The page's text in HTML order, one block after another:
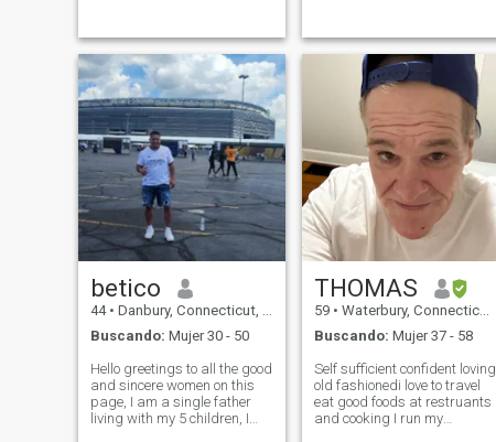
sociales donde presido en
las instalaciones de mi
padre en el centro comercial.
También trabajo para mi
padre y gano buen dinero.
Hago ejercicio todos los días
o más de un día a veces.
Hecho curioso visité Bogotá,
Colombia fue muy divertido
conocí a Luis Alfonso en mi
evento
values and I try to push
myself to be the b
betico
44 • Danbury, Connecticut, Estados Unidos
Buscando: Mujer 30 - 50
Hello greetings to all the good
and sincere women on this
page, I am a single father
living with my 5 children, I
THOMAS
59 • Waterbury, Connecticut, Estados Unidos
Buscando: Mujer 37 - 58
Self sufficient confident loving
old fashionedi love to travel
eat good foods at restruants
and cooking I run my